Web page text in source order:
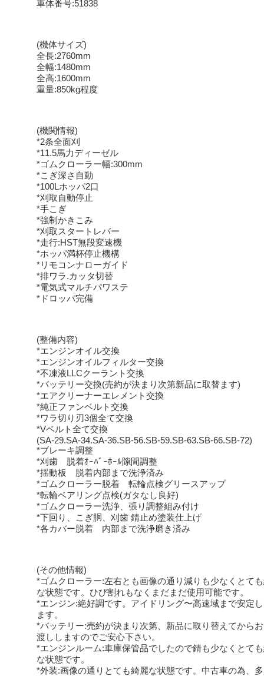
車体番号:51838
(機体サイズ)
全長:2760mm
全幅:1480mm
全高:1600mm
重量:850kg程度
(機関情報)
*2条全面刈
*11.5馬力ディーゼル
*ゴムクローラー幅:300mm
*こぎ深さ自動
*100Lホッパ2口
*刈取自動停止
*手こぎ
*強制かきこみ
*刈取スタートレバー
*走行:HST無段変速機
*ホッパ満杯停止機構
*リモコンナローガイド
*排ワラ.カッタ切替
*電気式マルチパワステ
*ドロッパ完備
(整備内容)
*エンジンオイル交換
*エンジンオイルフィルター交換
*不凍液LLCクーラント交換
*バッテリー交換(売約が決まり次第新品に取替ます)
*エアクリーナーエレメント交換
*純正ファンベルト交換
*ワラ切り刃3個全て交換
*Vベルト全て交換
(SA-29.SA-34.SA-36.SB-56.SB-59.SB-63.SB-66.SB-72)
*ブレーキ調整
*刈歯 脱着ｵｰﾊﾞｰﾎｰﾙ隙間調整
*揺動板 脱着内部まで洗浄済み
*ゴムクローラー脱着 転輪点検グリースアップ
*転輪ベアリング点検(ガタなし良好)
*ゴムクローラー洗浄、張り調整組み付け
*下回り、こぎ胴、刈歯 錆止め塗装仕上げ
*各カバー脱着 内部まで洗浄磨き済み
(その他情報)
*ゴムクローラー:左右とも画像の通り減りも少なくとて
な状態です。ひび割れもなくまだまだ使用可能です。
*エンジン:絶好調です。アイドリング〜高速域まで安定
ます。
*バッテリー:売約が決まり次第、新品に取り替えてから
渡ししますのでご安心下さい。
*エンジンルーム:車庫保管品でしたので錆も少なくとて
な状態です。
*外装:画像の通りとても綺麗な状態です。中古車の為、